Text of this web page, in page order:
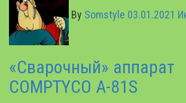
By Somstyle 03.01.2021
«Сварочный» аппарат
COMPTYCO A-81S